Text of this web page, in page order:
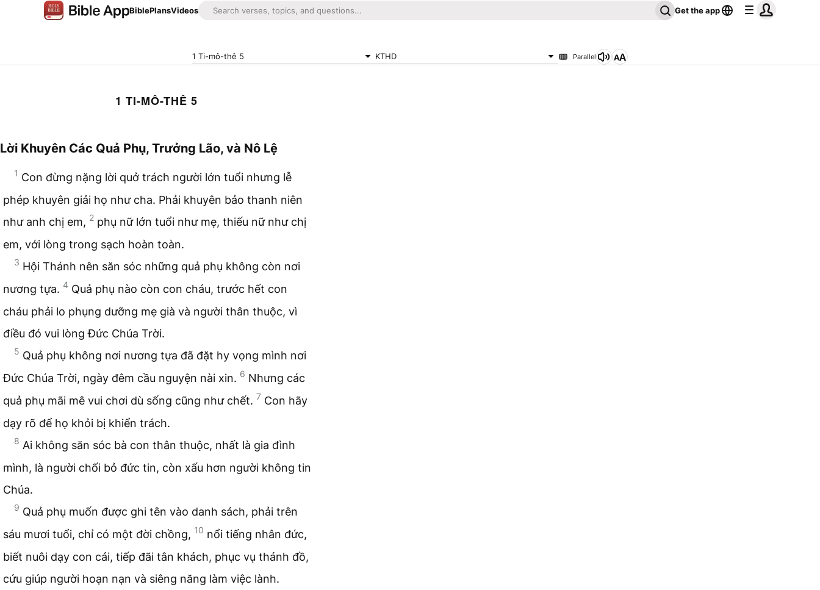
BiblePlansVideos Get the app
1 Ti-mô-thê 5 KTHD Parallel
1 TI-MÔ-THÊ 5
Lời Khuyên Các Quả Phụ, Trưởng Lão, và Nô Lệ
1 Con đừng nặng lời quở trách người lớn tuổi nhưng lễ
phép khuyên giải họ như cha. Phải khuyên bảo thanh niên
như anh chị em, 2 phụ nữ lớn tuổi như mẹ, thiếu nữ như chị
em, với lòng trong sạch hoàn toàn.
3 Hội Thánh nên săn sóc những quả phụ không còn nơi
nương tựa. 4 Quả phụ nào còn con cháu, trước hết con
cháu phải lo phụng dưỡng mẹ già và người thân thuộc, vì
điều đó vui lòng Đức Chúa Trời.
5 Quả phụ không nơi nương tựa đã đặt hy vọng mình nơi
Đức Chúa Trời, ngày đêm cầu nguyện nài xin. 6 Nhưng các
quả phụ mãi mê vui chơi dù sống cũng như chết. 7 Con hãy
dạy rõ để họ khỏi bị khiển trách.
8 Ai không săn sóc bà con thân thuộc, nhất là gia đình
mình, là người chối bỏ đức tin, còn xấu hơn người không tin
Chúa.
9 Quả phụ muốn được ghi tên vào danh sách, phải trên
sáu mươi tuổi, chỉ có một đời chồng, 10 nổi tiếng nhân đức,
biết nuôi dạy con cái, tiếp đãi tân khách, phục vụ thánh đồ,
cứu giúp người hoạn nạn và siêng năng làm việc lành.